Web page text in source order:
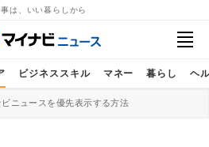
は、いい暮らしから
ビジネススキル マネー 暮らし ヘ
ニュースを優先表示する方法